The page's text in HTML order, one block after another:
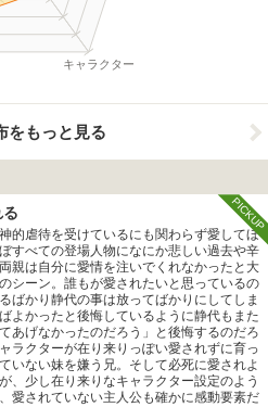
キャラクター
をもっと見る
的虐待を受けているにも関わらず愛してほ
すべての登場人物になにか悲しい過去や辛
親は自分に愛情を注いでくれなかったと大
シーン。誰もが愛されたいと思っているの
ばかり静代の事は放ってばかりにしてしま
よかったと後悔しているように静代もまた
あげなかったのだろう」と後悔するのだろ
ラクターが在り来りっぽい愛されずに育っ
いない妹を嫌う兄。そして必死に愛されよ
、少し在り来りなキャラクター設定のよう
愛されていない主人公も確かに感動要素だ
PICKUP